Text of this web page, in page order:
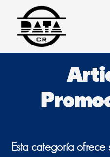
content
Esta categoría ofrece